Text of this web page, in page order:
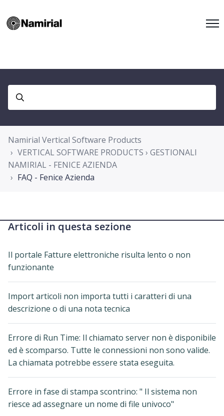
Namirial Vertical Software Products
VERTICAL SOFTWARE PRODUCTS › GESTIONALI
NAMIRIAL - FENICE AZIENDA
FAQ - Fenice Azienda
Articoli in questa sezione
Il portale Fatture elettroniche risulta lento o non
funzionante
Import articoli non importa tutti i caratteri di una
descrizione o di una nota tecnica
Errore di Run Time: Il chiamato server non è disponibile
ed è scomparso. Tutte le connessioni non sono valide.
La chiamata potrebbe essere stata eseguita.
Errore in fase di stampa scontrino: " Il sistema non
riesce ad assegnare un nome di file univoco"